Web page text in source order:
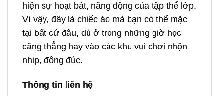
hiện sự hoạt bát, năng động của tập thể lớp.
Vì vậy, đây là chiếc áo mà bạn có thể mặc
tại bất cứ đâu, dù ở trong những giờ học
căng thẳng hay vào các khu vui chơi nhộn
nhịp, đông đúc.
Thông tin liên hệ